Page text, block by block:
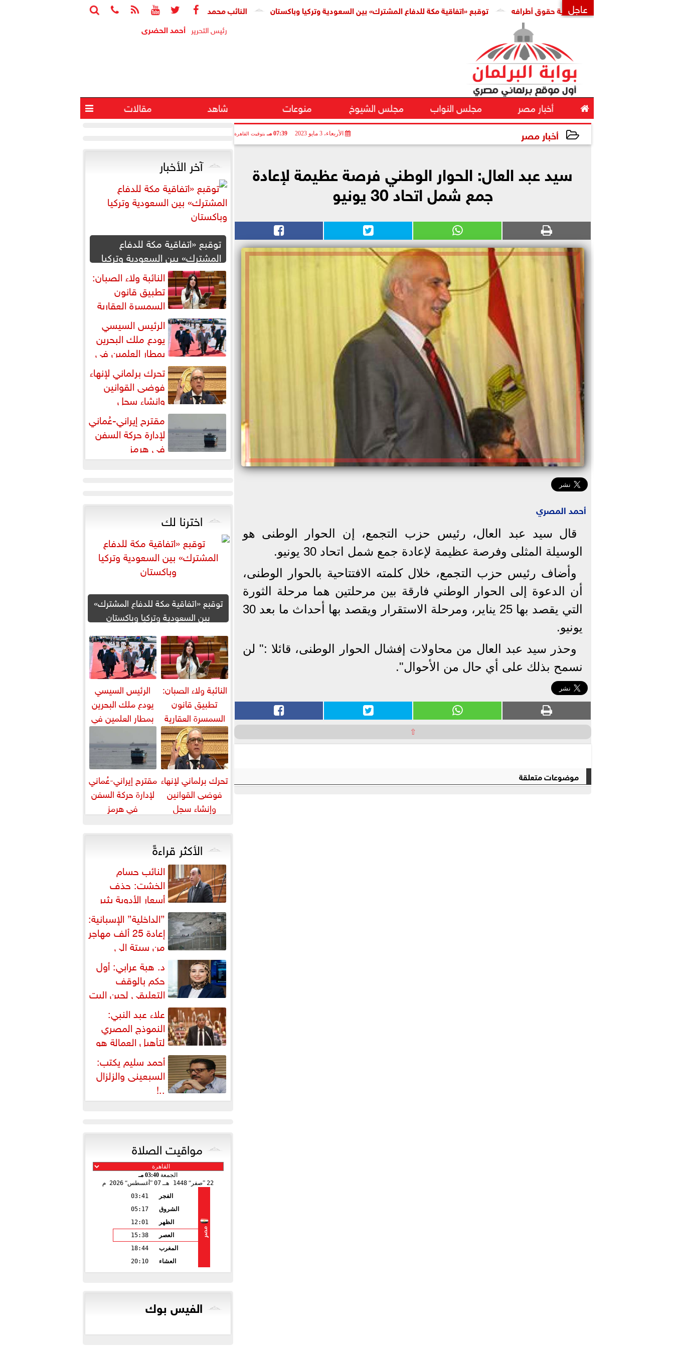





 عاجل النائب محمد فؤاد يسأل الحكومة حول اتفاق حقل كرونوس توقبع «اتفاقية مكة للدفاع المشترك» بين السعودية وتركيا وباكستان ضرورة لضبط السوق وحماية حقوق أطرافه
رئيس التحرير أحمد الحضرى
 أخبار مصر مجلس النواب مجلس الشيوخ منوعات شاهد مقالات 
أخبار مصر الأربعاء، 3 مايو 2023 07:39 مـ بتوقيت القاهرة
سيد عبد العال: الحوار الوطني فرصة عظيمة لإعادة
جمع شمل اتحاد 30 يونيو
أحمد المصري
قال سيد عبد العال، رئيس حزب التجمع، إن الحوار الوطنى هو
الوسيلة المثلى وفرصة عظيمة لإعادة جمع شمل اتحاد 30 يونيو.
وأضاف رئيس حزب التجمع، خلال كلمته الافتتاحية بالحوار الوطنى،
أن الدعوة إلى الحوار الوطني فارقة بين مرحلتين هما مرحلة الثورة
التي يقصد بها 25 يناير، ومرحلة الاستقرار ويقصد بها أحداث ما بعد 30
يونيو.
وحذر سيد عبد العال من محاولات إفشال الحوار الوطنى، قائلا :" لن
نسمح بذلك على أي حال من الأحوال".
⇧
موضوعات متعلقة
آخر الأخبار
توقبع «اتفاقية مكة للدفاع
المشترك» بين السعودية وتركيا
وباكستان
النائبة ولاء الصبان:
تطبيق قانون
السمسرة العقارية
ضرورة لضبط السوق وحماية
حقوق...
الرئيس السيسي
يودع ملك البحرين
بمطار العلمين في
ختام زيارته إلى مصرتحرك برلماني لإنهاء
فوضى القوانين
وإنشاء سجل
تشريعي إلكتروني مقترح إيراني-عُماني
لإدارة حركة السفن
في هرمز
اخترنا لك
توقبع «اتفاقية مكة للدفاع المشترك»
بين السعودية وتركيا وباكستان
النائبة ولاء الصبان:
تطبيق قانون
السمسرة العقارية
ضرورة لضبط
السوق وحماية
حقوق...
الرئيس السيسي
يودع ملك البحرين
بمطار العلمين في
ختام زيارته إلى مصر
تحرك برلماني لإنهاء
فوضى القوانين
وإنشاء سجل
مقترح إيراني-عُماني
لإدارة حركة السفن
في هرمز
الأكثر قراءةً
النائب حسام
الخشت: حذف
أسعار الأدوية يثير
إشكالية دستورية ويهدد حق
المواطن...
”الداخلية” الإسبانية:
إعادة 25 ألف مهاجر
من سبتة إلى
المغرب... وارتفاع حصيلة...
د. هبة عرابي: أول
حكم بالوقف
التعليقي لحين البت
في الطعن على... علاء عبد النبي:
النموذج المصري
لتأهيل العمالة هو
البديل العملي والأمثل لأزمات...
أحمد سليم يكتب:
السبعينى والزلزال
..!
مواقيت الصلاة
الجمعة 03:40 مـ
22 صفر 1448 هـ 07 أغسطس 2026 م
مصر
الفجر
03:41
الشروق
05:17
الظهر
12:01
العصر
15:38
المغرب
18:44
العشاء
20:10
الفيس بوك